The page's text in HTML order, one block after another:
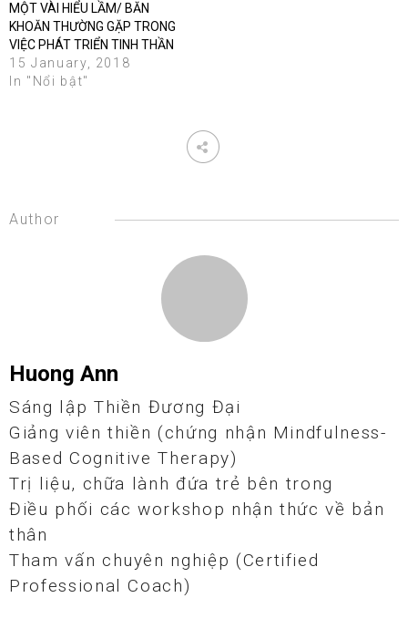
MỘT VÀI HIỂU LẦM/ BĂN
KHOĂN THƯỜNG GẶP TRONG
VIỆC PHÁT TRIỂN TINH THẦN
15 January, 2018
In "Nổi bật"
Author
Huong Ann
Sáng lập Thiền Đương Đại
Giảng viên thiền (chứng nhận Mindfulness-
Based Cognitive Therapy)
Trị liệu, chữa lành đứa trẻ bên trong
Điều phối các workshop nhận thức về bản
thân
Tham vấn chuyên nghiệp (Certified
Professional Coach)